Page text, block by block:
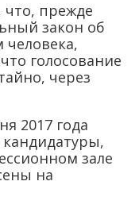
что, прежде
закон об
голосование
через
2017 года
кандидатуры,
зале
на